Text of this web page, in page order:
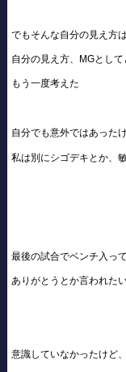
でもそんな自分の見え方
自分の見え方、MGとし
もう一度考えた
自分でも意外ではあった
私は別にシゴデキとか、
最後の試合でベンチ入っ
ありがとうとか言われた
意識していなかったけど、